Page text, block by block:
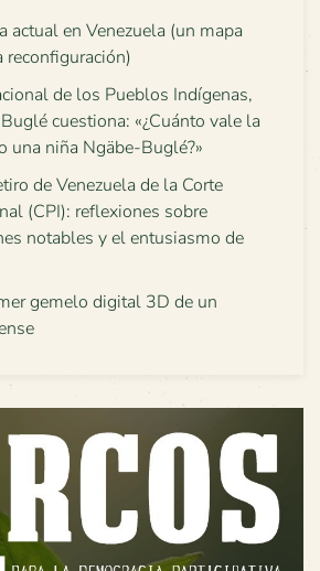
actual en Venezuela (un mapa
de los Pueblos Indígenas,
cuestiona: «¿Cuánto vale la
una niña Ngäbe-Buglé?»
de Venezuela de la Corte
(CPI): reflexiones sobre
notables y el entusiasmo de
gemelo digital 3D de un